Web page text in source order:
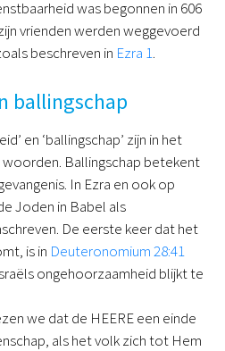
was begonnen in 606
vrienden werden weggevoerd
beschreven in Ezra 1.
ballingschap
en ‘ballingschap’ zijn in het
Ballingschap betekent
In Ezra en ook op
Joden in Babel als
De eerste keer dat het
is in Deuteronomium 28:41
ongehoorzaamheid blijkt te
we dat de HEERE een einde
als het volk zich tot Hem